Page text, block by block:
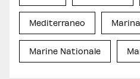
Mediterraneo
Marine Nationale